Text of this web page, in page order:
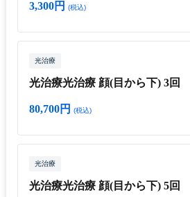
3,300円 (税込)
光治療
光治療光治療 顔(目から下) 3回
80,700円 (税込)
光治療
光治療光治療 顔(目から下) 5回